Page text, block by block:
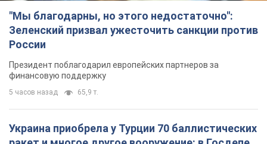
"Мы благодарны, но этого недостаточно":
Зеленский призвал ужесточить санкции против
России
Президент поблагодарил европейских партнеров за
финансовую поддержку
5 часов назад 65,9 т.
Украина приобрела у Турции 70 баллистических